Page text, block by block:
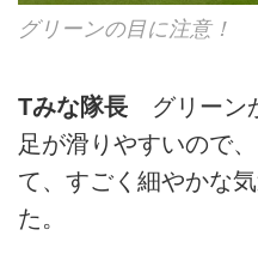
グリーンの目に注意！
Tみな隊長 グリーン
足が滑りやすいので
て、すごく細やかな
た。